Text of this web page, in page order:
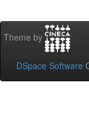
Theme by
DSpace Software